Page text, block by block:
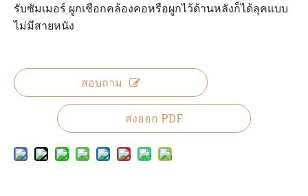
รับซัมเมอร์ ผูกเชือกคล้องคอหรือผูกไว้ด้านหลังก็ได้ลุคแบบ
ไม่มีสายหนัง
สอบถาม
ส่งออก PDF